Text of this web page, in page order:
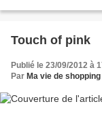
Touch of pink
Publié le 23/09/2012 à
Par Ma vie de